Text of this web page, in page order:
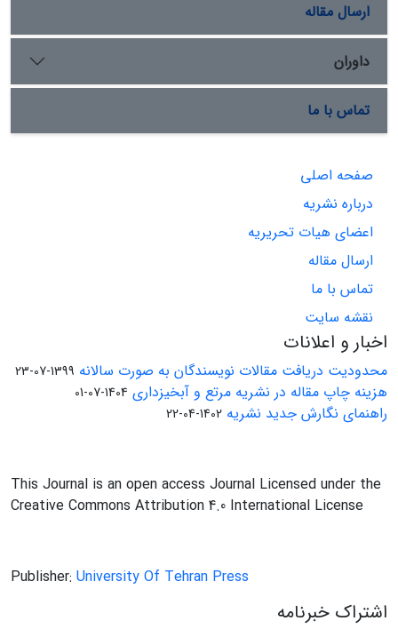
ارسال مقاله
داوران
تماس با ما
صفحه اصلی
درباره نشریه
اعضای هیات تحریریه
ارسال مقاله
تماس با ما
نقشه سایت
اخبار و اعلانات
محدودیت دریافت مقالات نویسندگان به صورت سالانه 1399-07-23
هزینه چاپ مقاله در نشریه مرتع و آبخیزداری 1404-07-01
راهنمای نگارش جدید نشریه 1402-04-22
This Journal is an open access Journal Licensed under the
Creative Commons Attribution 4.0 International License
Publisher: University Of Tehran Press
اشتراک خبرنامه